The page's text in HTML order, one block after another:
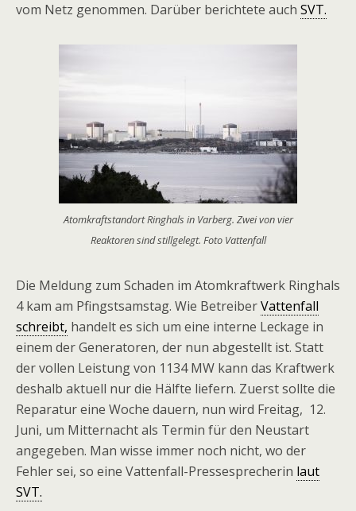
vom Netz genommen. Darüber berichtete auch SVT.
Atomkraftstandort Ringhals in Varberg. Zwei von vier
Reaktoren sind stillgelegt. Foto Vattenfall
Die Meldung zum Schaden im Atomkraftwerk Ringhals
4 kam am Pfingstsamstag. Wie BetreiberVattenfall
schreibt, handelt es sich um eine interne Leckage in
einem der Generatoren, der nun abgestellt ist. Statt
der vollen Leistung von 1134 MW kann das Kraftwerk
deshalb aktuell nur die Hälfte liefern. Zuerst sollte die
Reparatur eine Woche dauern, nun wird Freitag, 12.
Juni, um Mitternacht als Termin für den Neustart
angegeben. Man wisse immer noch nicht, wo der
Fehler sei, so eine Vattenfall-Pressesprecherin laut
SVT.